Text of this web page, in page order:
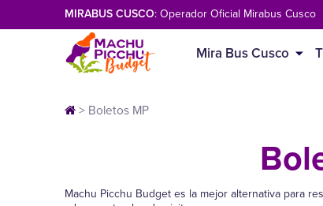
MIRABUS CUSCO: Operador Oficial Mirabus Cusco
Mira Bus Cusco
> Boletos MP
Machu Picchu Budget es la mejor alternativa para